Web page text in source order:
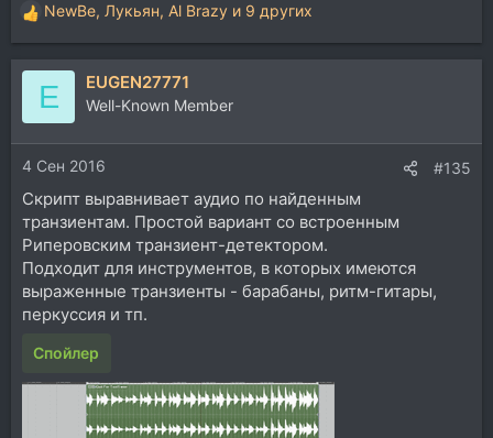
Р
е
а
и
и
:
NewBe, Лукьян, Al Brazy и 9 других
E EUGEN27771
Well-Known Member
4 Сен 2016 #135
Скрипт выравнивает аудио по найденным
транзиентам. Простой вариант со встроенным
Риперовским транзиент-детектором.
Подходит для инструментов, в которых имеются
выраженные транзиенты - барабаны, ритм-гитары,
перкуссия и тп.
Спойлер